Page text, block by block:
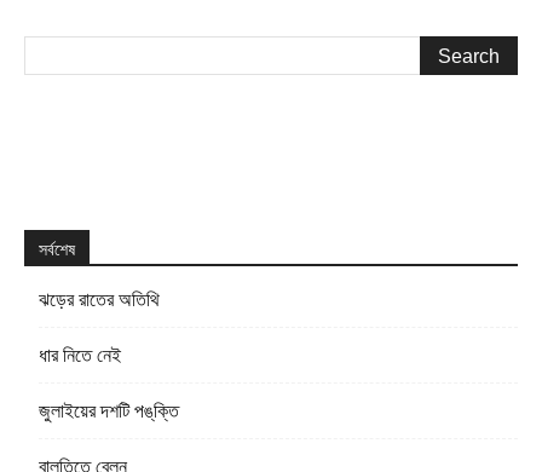
সর্বশেষ
ঝড়ের রাতের অতিথি
ধার নিতে নেই
জুলাইয়ের দশটি পঙ্‌ক্তি
বালতিতে বেলুন